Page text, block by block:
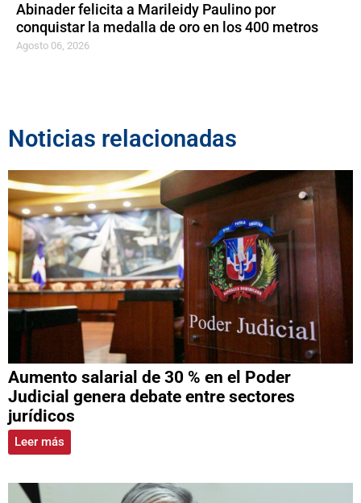
Abinader felicita a Marileidy Paulino por
conquistar la medalla de oro en los 400 metros
Agosto 06, 2026
Noticias relacionadas
Aumento salarial de 30 % en el Poder
Judicial genera debate entre sectores
jurídicos
Leer más